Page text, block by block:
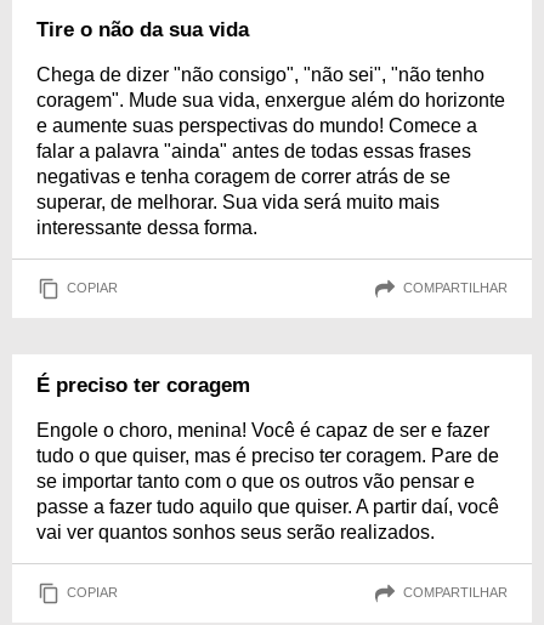
Tire o não da sua vida
Chega de dizer "não consigo", "não sei", "não tenho
coragem". Mude sua vida, enxergue além do horizonte
e aumente suas perspectivas do mundo! Comece a
falar a palavra "ainda" antes de todas essas frases
negativas e tenha coragem de correr atrás de se
superar, de melhorar. Sua vida será muito mais
interessante dessa forma.
COPIAR COMPARTILHAR
É preciso ter coragem
Engole o choro, menina! Você é capaz de ser e fazer
tudo o que quiser, mas é preciso ter coragem. Pare de
se importar tanto com o que os outros vão pensar e
passe a fazer tudo aquilo que quiser. A partir daí, você
vai ver quantos sonhos seus serão realizados.
COPIAR COMPARTILHAR